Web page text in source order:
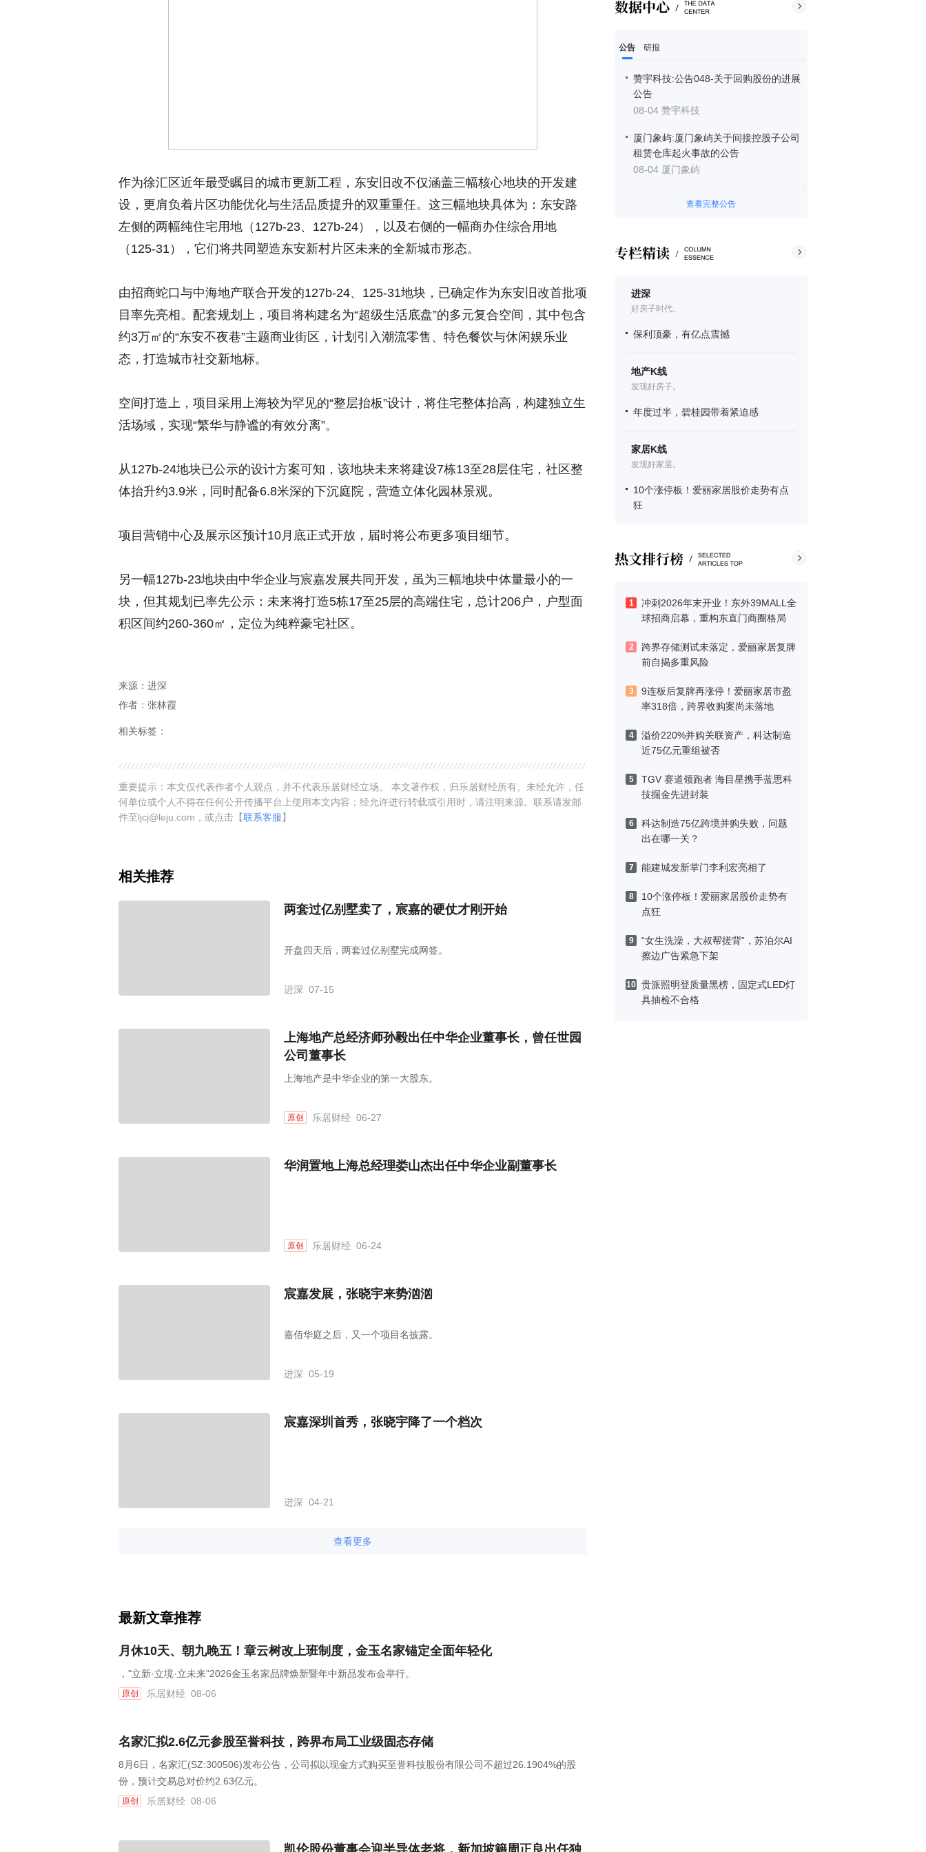
公告 研报
赞宇科技:公告048-关于回购股份的进展
公告
08-04 赞宇科技
厦门象屿:厦门象屿关于间接控股子公司
租赁仓库起火事故的公告
08-04 厦门象屿
查看完整公告
进深
好房子时代。
保利顶豪，有亿点震撼
地产K线
发现好房子。
年度过半，碧桂园带着紧迫感
家居K线
发现好家居。
10个涨停板！爱丽家居股价走势有点
狂
1
冲刺2026年末开业！东外39MALL全
球招商启幕，重构东直门商圈格局
2
跨界存储测试未落定，爱丽家居复牌
前自揭多重风险
3
9连板后复牌再涨停！爱丽家居市盈
率318倍，跨界收购案尚未落地
4
溢价220%并购关联资产，科达制造
近75亿元重组被否
5
TGV 赛道领跑者 海目星携手蓝思科
技掘金先进封装
6
科达制造75亿跨境并购失败，问题
出在哪一关？
7 能建城发新掌门李利宏亮相了
8
10个涨停板！爱丽家居股价走势有
点狂
9
“女生洗澡，大叔帮搓背”，苏泊尔AI
擦边广告紧急下架
10 贵派照明登质量黑榜，固定式LED灯
具抽检不合格
作为徐汇区近年最受瞩目的城市更新工程，东安旧改不仅涵盖三幅核心地块的开发建
设，更肩负着片区功能优化与生活品质提升的双重重任。这三幅地块具体为：东安路
左侧的两幅纯住宅用地（127b-23、127b-24），以及右侧的一幅商办住综合用地
（125-31），它们将共同塑造东安新村片区未来的全新城市形态。
由招商蛇口与中海地产联合开发的127b-24、125-31地块，已确定作为东安旧改首批项
目率先亮相。配套规划上，项目将构建名为“超级生活底盘”的多元复合空间，其中包含
约3万㎡的“东安不夜巷”主题商业街区，计划引入潮流零售、特色餐饮与休闲娱乐业
态，打造城市社交新地标。
空间打造上，项目采用上海较为罕见的“整层抬板”设计，将住宅整体抬高，构建独立生
活场域，实现“繁华与静谧的有效分离”。
从127b-24地块已公示的设计方案可知，该地块未来将建设7栋13至28层住宅，社区整
体抬升约3.9米，同时配备6.8米深的下沉庭院，营造立体化园林景观。
项目营销中心及展示区预计10月底正式开放，届时将公布更多项目细节。
另一幅127b-23地块由中华企业与宸嘉发展共同开发，虽为三幅地块中体量最小的一
块，但其规划已率先公示：未来将打造5栋17至25层的高端住宅，总计206户，户型面
积区间约260-360㎡，定位为纯粹豪宅社区。
来源：进深
作者：张林霞
相关标签：
重要提示：本文仅代表作者个人观点，并不代表乐居财经立场。 本文著作权，归乐居财经所有。未经允许，任
何单位或个人不得在任何公开传播平台上使用本文内容；经允许进行转载或引用时，请注明来源。联系请发邮
件至ljcj@leju.com，或点击【联系客服】
相关推荐
两套过亿别墅卖了，宸嘉的硬仗才刚开始
开盘四天后，两套过亿别墅完成网签。
进深 07-15
上海地产总经济师孙毅出任中华企业董事长，曾任世园
公司董事长
上海地产是中华企业的第一大股东。
原创 乐居财经 06-27
华润置地上海总经理​娄山杰出任中华企业副董事长
原创 乐居财经 06-24
宸嘉发展，张晓宇来势汹汹
嘉佰华庭之后，又一个项目名披露。
进深 05-19
宸嘉深圳首秀，张晓宇降了一个档次
进深 04-21
查看更多
最新文章推荐
月休10天、朝九晚五！章云树改上班制度，金玉名家锚定全面年轻化
，"立新·立境·立未来"2026金玉名家品牌焕新暨年中新品发布会举行。
原创 乐居财经 08-06
名家汇拟2.6亿元参股至誉科技，跨界布局工业级固态存储
8月6日，名家汇(SZ:300506)发布公告，公司拟以现金方式购买至誉科技股份有限公司不超过26.1904%的股
份，预计交易总对价约2.63亿元。
原创 乐居财经 08-06
凯伦股份董事会迎半导体老将，新加坡籍周正良出任独